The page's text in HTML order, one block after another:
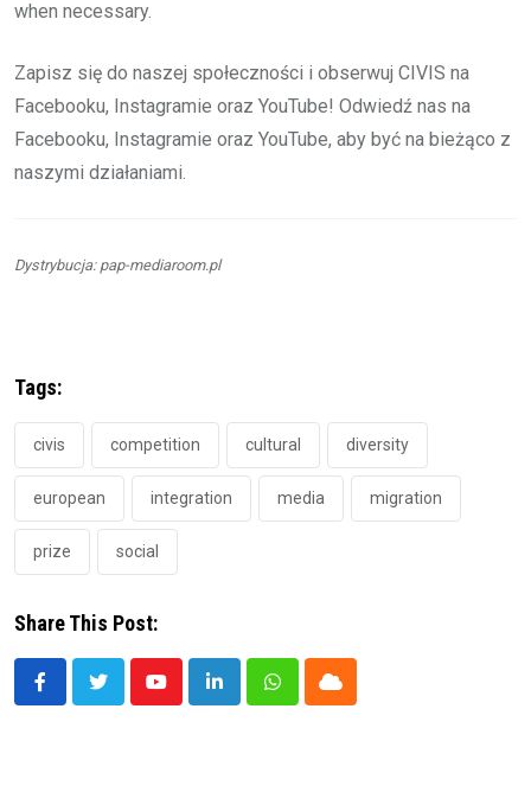
when necessary.
Zapisz się do naszej społeczności i obserwuj CIVIS na
Facebooku, Instagramie oraz YouTube! Odwiedź nas na
Facebooku, Instagramie oraz YouTube, aby być na bieżąco z
naszymi działaniami.
Dystrybucja: pap-mediaroom.pl
Tags:
civis competition cultural diversity
european integration media migration
prize social
Share This Post:
YoutubeLinkedInWhatsappCloud